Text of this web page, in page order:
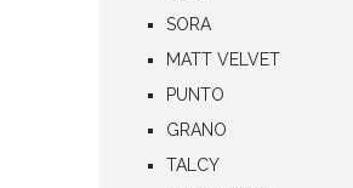
SORA
MATT VELVET
PUNTO
GRANO
TALCY